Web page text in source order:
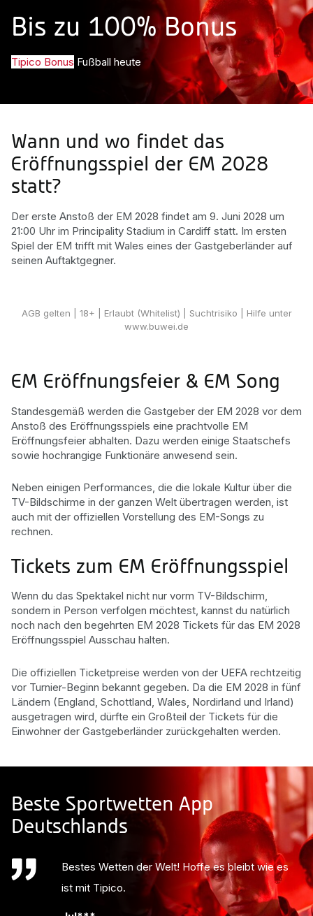
Bis zu 100% Bonus
Tipico Bonus Fußball heute
Wann und wo findet das
Eröffnungsspiel der EM 2028
statt?
Der erste Anstoß der EM 2028 findet am 9. Juni 2028 um
21:00 Uhr im Principality Stadium in Cardiff statt. Im ersten
Spiel der EM trifft mit Wales eines der Gastgeberländer auf
seinen Auftaktgegner.
AGB gelten | 18+ | Erlaubt (Whitelist) | Suchtrisiko | Hilfe unter
www.buwei.de
EM Eröffnungsfeier & EM Song
Standesgemäß werden die Gastgeber der EM 2028 vor dem
Anstoß des Eröffnungsspiels eine prachtvolle EM
Eröffnungsfeier abhalten. Dazu werden einige Staatschefs
sowie hochrangige Funktionäre anwesend sein.
Neben einigen Performances, die die lokale Kultur über die
TV-Bildschirme in der ganzen Welt übertragen werden, ist
auch mit der offiziellen Vorstellung des EM-Songs zu
rechnen.
Tickets zum EM Eröffnungsspiel
Wenn du das Spektakel nicht nur vorm TV-Bildschirm,
sondern in Person verfolgen möchtest, kannst du natürlich
noch nach den begehrten EM 2028 Tickets für das EM 2028
Eröffnungsspiel Ausschau halten.
Die offiziellen Ticketpreise werden von der UEFA rechtzeitig
vor Turnier-Beginn bekannt gegeben. Da die EM 2028 in fünf
Ländern (England, Schottland, Wales, Nordirland und Irland)
ausgetragen wird, dürfte ein Großteil der Tickets für die
Einwohner der Gastgeberländer zurückgehalten werden.
Beste Sportwetten App
Deutschlands
Bestes Wetten der Welt! Hoffe es bleibt wie es
ist mit Tipico.